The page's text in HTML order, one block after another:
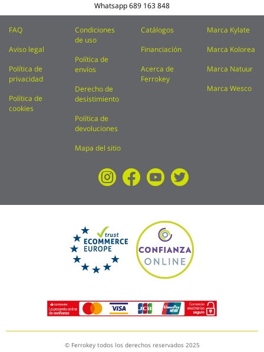
Whatsapp689 163 848
FAQ
Aviso legal
Política de
privacidad
Política de
cookies
Condiciones
de uso
Política de
envíos
Derecho de
desistimiento
Política de
devoluciones
Mapa del sitio
Catálogos
Financiación
Acerca de
Ferrokey
Marca Kylate
Marca Kolorea
Marca Natuur
Marca Wesco
© Ferrokey todos los derechos reservados 2025